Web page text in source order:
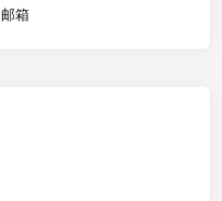
邮箱